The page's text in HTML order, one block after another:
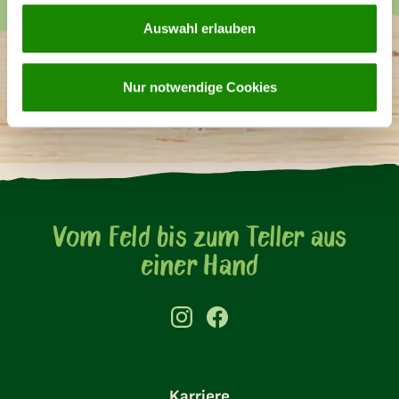
Auswahl erlauben
Nur notwendige Cookies
Unsere Lieblings-
Produkte
Vom Feld bis zum Teller aus
einer Hand